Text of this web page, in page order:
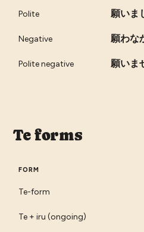
Polite 願いま
Negative 願わな
Polite negative 願いま
Te forms
FORM
Te-form
Te + iru (ongoing)